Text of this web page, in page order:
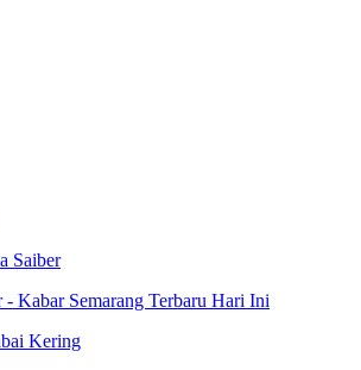
Saiber
- Kabar Semarang Terbaru Hari Ini